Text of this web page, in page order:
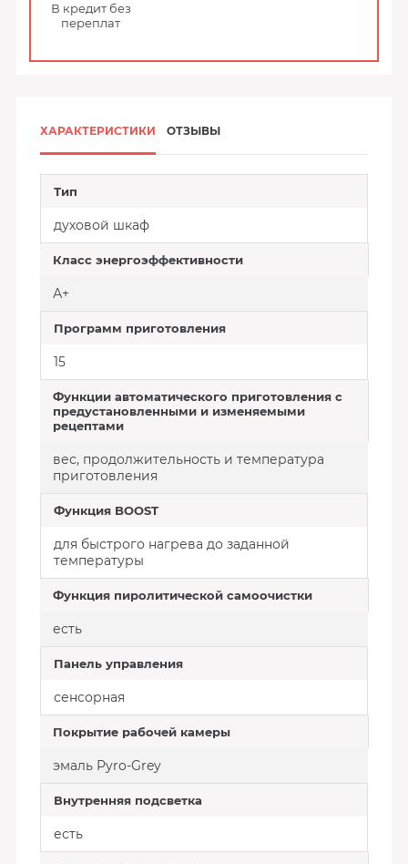
В кредит без
переплат
ХАРАКТЕРИСТИКИ ОТЗЫВЫ
Тип
духовой шкаф
Класс энергоэффективности
А+
Программ приготовления
15
Функции автоматического приготовления с
предустановленными и изменяемыми
рецептами
вес, продолжительность и температура
приготовления
Функция BOOST
для быстрого нагрева до заданной
температуры
Функция пиролитической самоочистки
есть
Панель управления
сенсорная
Покрытие рабочей камеры
эмаль Pyro-Grey
Внутренняя подсветка
есть